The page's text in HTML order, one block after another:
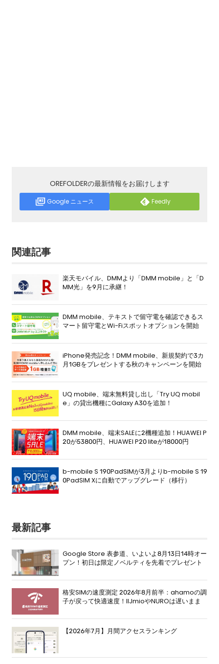
OREFOLDERの最新情報をお届けします
Google ニュース Feedly
関連記事
楽天モバイル、DMMより「DMM mobile」と「D
MM光」を9月に承継！
DMM mobile、テキストで留守電を確認できるス
マート留守電とWi-Fiスポットオプションを開始
iPhone発売記念！DMM mobile、新規契約で3カ
月1GBをプレゼントする秋のキャンペーンを開始
UQ mobile、端末無料貸し出し「Try UQ mobil
e」の貸出機種にGalaxy A30を追加！
DMM mobile、端末SALEに2機種追加！HUAWEI P
20が53800円、HUAWEI P20 liteが18000円
b-mobile S 190PadSIMが3月よりb-mobile S 19
0PadSIM Xに自動でアップグレード（移行）
最新記事
Google Store 表参道、いよいよ8月13日14時オー
プン！初日は限定ノベルティを先着でプレゼント
格安SIMの速度測定 2026年8月前半：ahamoの調
子が戻って快適速度！IIJmioやNUROは遅いまま
【2026年7月】月間アクセスランキング